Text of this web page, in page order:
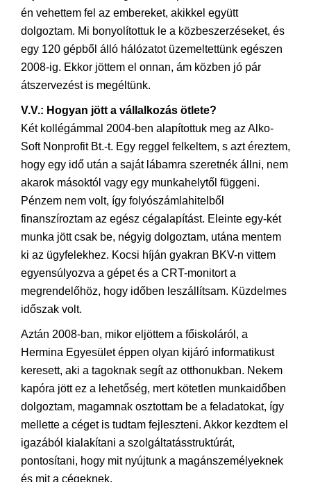
én vehettem fel az embereket, akikkel együtt
dolgoztam. Mi bonyolítottuk le a közbeszerzéseket, és
egy 120 gépből álló hálózatot üzemeltettünk egészen
2008-ig. Ekkor jöttem el onnan, ám közben jó pár
átszervezést is megéltünk.
V.V.: Hogyan jött a vállalkozás ötlete?
Két kollégámmal 2004-ben alapítottuk meg az Alko-
Soft Nonprofit Bt.-t. Egy reggel felkeltem, s azt éreztem,
hogy egy idő után a saját lábamra szeretnék állni, nem
akarok másoktól vagy egy munkahelytől függeni.
Pénzem nem volt, így folyószámlahitelből
finanszíroztam az egész cégalapítást. Eleinte egy-két
munka jött csak be, négyig dolgoztam, utána mentem
ki az ügyfelekhez. Kocsi híján gyakran BKV-n vittem
egyensúlyozva a gépet és a CRT-monitort a
megrendelőhöz, hogy időben leszállítsam. Küzdelmes
időszak volt.
Aztán 2008-ban, mikor eljöttem a főiskoláról, a
Hermina Egyesület éppen olyan kijáró informatikust
keresett, aki a tagoknak segít az otthonukban. Nekem
kapóra jött ez a lehetőség, mert kötetlen munkaidőben
dolgoztam, magamnak osztottam be a feladatokat, így
mellette a céget is tudtam fejleszteni. Akkor kezdtem el
igazából kialakítani a szolgáltatásstruktúrát,
pontosítani, hogy mit nyújtunk a magánszemélyeknek
és mit a cégeknek.